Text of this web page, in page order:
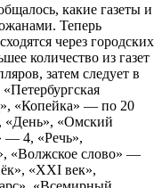
какие газеты и
Теперь
через городских
количество из газет
затем следует в
«Копейка» — по 20
«День», «Омский
— 4, «Речь»,
«Волжское слово» —
«XXI век»,